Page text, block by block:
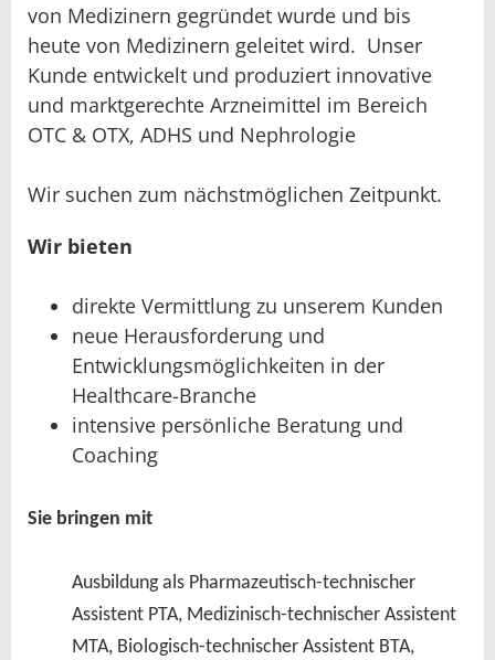
von Medizinern gegründet wurde und bis
heute von Medizinern geleitet wird. Unser
Kunde entwickelt und produziert innovative
und marktgerechte Arzneimittel im Bereich
OTC & OTX, ADHS und Nephrologie
Wir suchen zum nächstmöglichen Zeitpunkt.
Wir bieten
direkte Vermittlung zu unserem Kunden
neue Herausforderung und
Entwicklungsmöglichkeiten in der
Healthcare-Branche
intensive persönliche Beratung und
Coaching
Sie bringen mit
Ausbildung als Pharmazeutisch-technischer
Assistent PTA, Medizinisch-technischer Assistent
MTA, Biologisch-technischer Assistent BTA,